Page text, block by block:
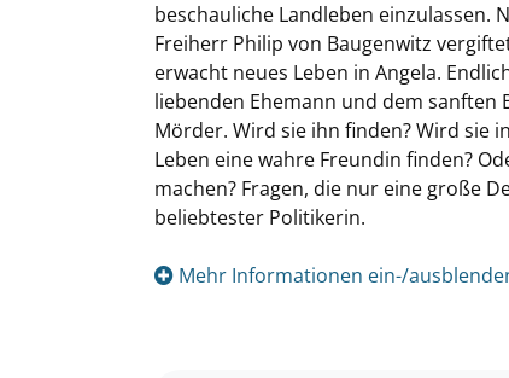
beschauliche Landleben einzulassen.
Freiherr Philip von Baugenwitz
erwacht neues Leben in Angela.
liebenden Ehemann und dem sanften
Mörder. Wird sie ihn finden? Wird sie
Leben eine wahre Freundin finden?
machen? Fragen, die nur eine große
beliebtester Politikerin.
Mehr Informationen ein-/